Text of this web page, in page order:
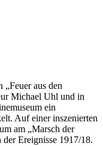
aus den
Michael Uhl und in
ein
Auf einer inszenierten
am „Marsch der
Ereignisse 1917/18.